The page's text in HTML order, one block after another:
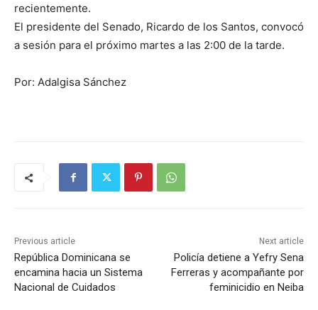
recientemente.
El presidente del Senado, Ricardo de los Santos, convocó
a sesión para el próximo martes a las 2:00 de la tarde.
Por: Adalgisa Sánchez
Previous article
República Dominicana se
encamina hacia un Sistema
Nacional de Cuidados
Next article
Policía detiene a Yefry Sena
Ferreras y acompañante por
feminicidio en Neiba